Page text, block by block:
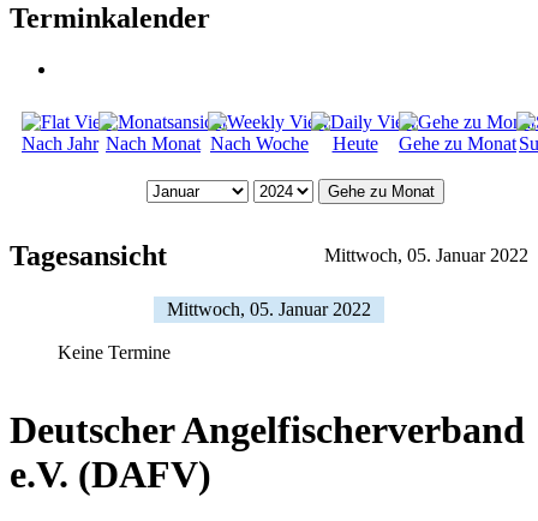
Terminkalender
Nach Jahr Nach Monat Nach Woche Heute Gehe zu Monat
Gehe zu Monat
Tagesansicht Mittwoch, 05. Januar 2022
Mittwoch, 05. Januar 2022
Keine Termine
Deutscher Angelfischerverband
e.V. (DAFV)